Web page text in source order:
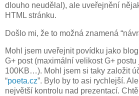
dlouho neudělal), ale uveřejnění
HTML stránku.
Došlo mi, že to možná znamená
Mohl jsem uveřejnit povídku jako
G+ post (maximální velikost G+
100KB…). Mohl jsem si taky založit
“poeta.cz”. Bylo by to asi rychlejší.
největší kontrolu nad prezentací.